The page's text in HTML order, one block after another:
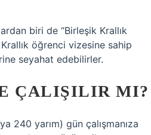
biri de “Birleşik Krallık
öğrenci vizesine sahip
seyahat edebilirler.
ÇALIŞILIR MI?
240 yarım) gün çalışmanıza